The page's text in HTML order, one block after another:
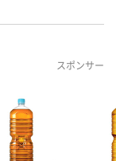
スポンサー